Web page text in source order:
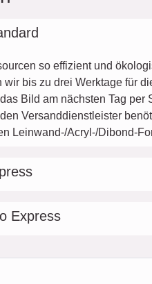
so effizient und
wir bis zu drei Werktage für
Bild am nächsten Tag per
Versanddienstleister
Leinwand-/Acryl-/Dibond-
Express